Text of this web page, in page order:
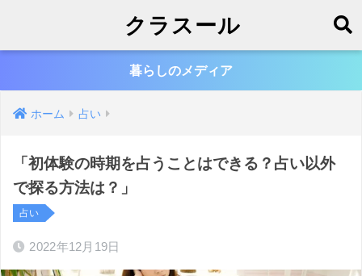
クラスール
暮らしのメディア
ホーム 占い
「初体験の時期を占うことはできる？占い以外
で探る方法は？」
占い
2022年12月19日